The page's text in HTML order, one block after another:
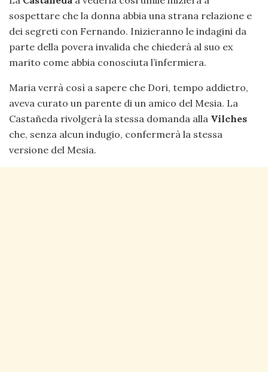
sospettare che la donna abbia una strana relazione e
dei segreti con Fernando. Inizieranno le indagini da
parte della povera invalida che chiederà al suo ex
marito come abbia conosciuta l’infermiera.
Maria verrà così a sapere che Dori, tempo addietro,
aveva curato un parente di un amico del Mesia. La
Castañeda rivolgerà la stessa domanda alla Vilches
che, senza alcun indugio, confermerà la stessa
versione del Mesia.